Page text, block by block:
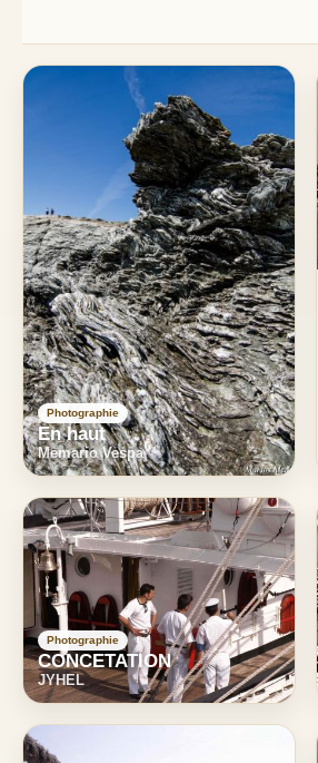
Photographie
En haut
Memario Vespa
Photographie
CONCETATION
JYHEL